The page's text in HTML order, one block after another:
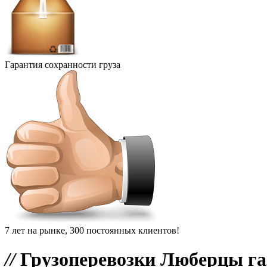
Гарантия сохранности груза
7 лет на рынке, 300 постоянных клиентов!
//Грузоперевозки Люберцы